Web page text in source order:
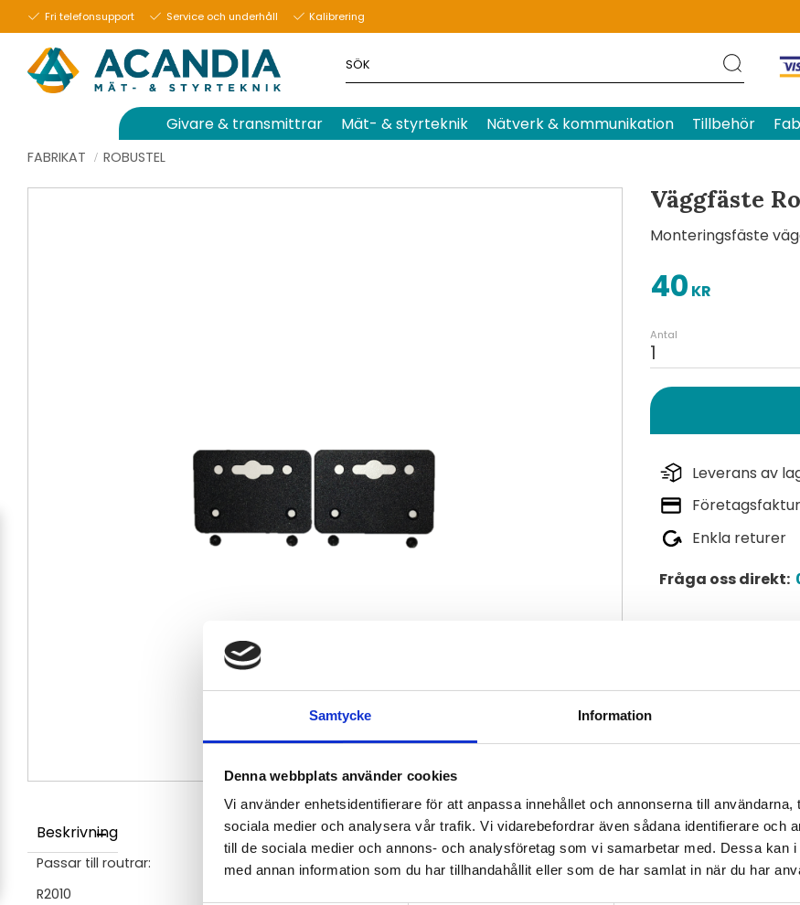
Samtycke Information
Denna webbplats använder cookies
Vi använder enhetsidentifierare för att anpassa innehållet och annonserna till användarna,
sociala medier och analysera vår trafik. Vi vidarebefordrar även sådana identifierare och
till de sociala medier och annons- och analysföretag som vi samarbetar med. Dessa kan
med annan information som du har tillhandahållit eller som de har samlat in när du har
Fri telefonsupport Service och underhåll Kalibrering
Givare & transmittrar Mät- & styrteknik Nätverk & kommunikation Tillbehör
FABRIKAT ROBUSTEL
Väggfäste
Monteringsfäste
40 KR
Antal
Leverans av
Enkla returer
Fråga oss direkt:
Artikelnr
Beskrivning
Passar till routrar:
R2010
Omdömen
Du